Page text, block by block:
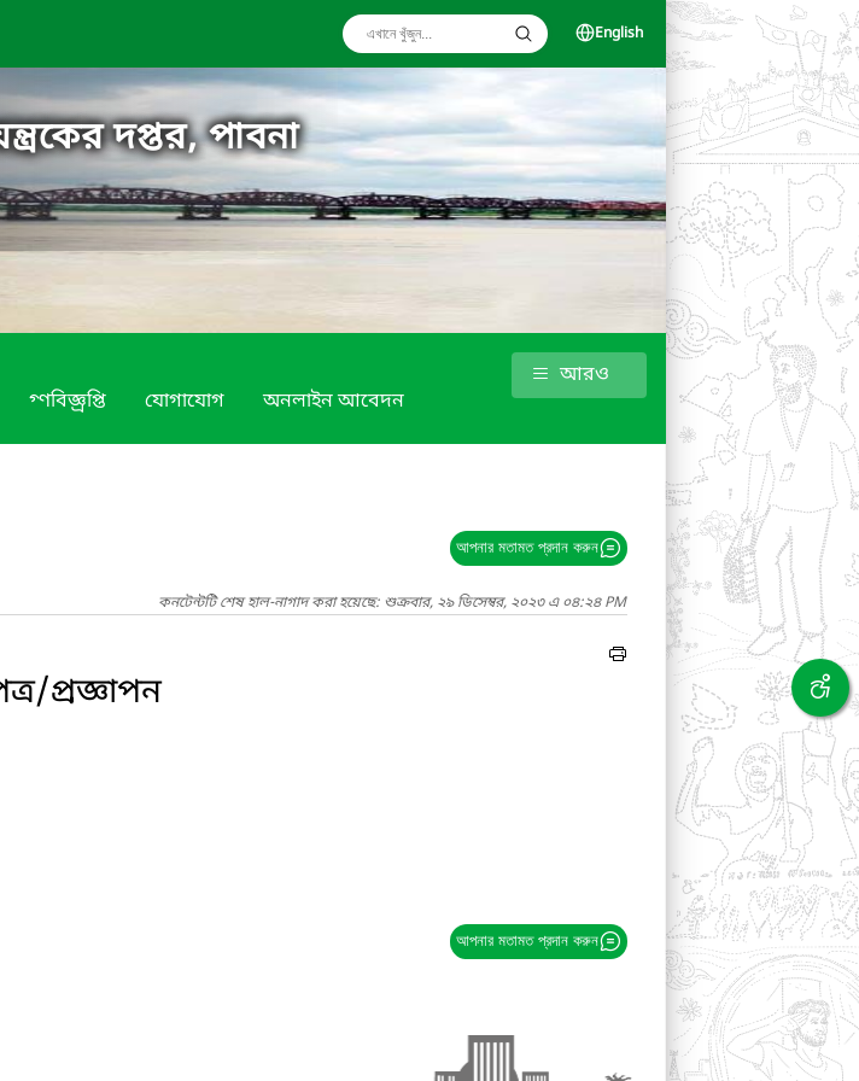
English
দপ্তর, পাবনা
গ্ণবিজ্ঞ্রপ্তি যোগাযোগ অনলাইন আবেদন
আরও
আপনার মতামত প্রদান করুন
কনটেন্টটি শেষ হাল-নাগাদ করা হয়েছে: শুক্রবার, ২৯ ডিসেম্বর, ২০২৩ এ ০৪:২৪ PM
প্রজ্ঞাপন
আপনার মতামত প্রদান করুন